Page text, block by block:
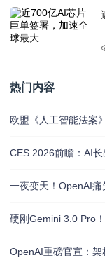
热门内容
欧盟《人工智能法案
CES 2026前瞻：AI长
一夜变天！OpenAI
硬刚Gemini 3.0 Pro
OpenAI重磅官宣：